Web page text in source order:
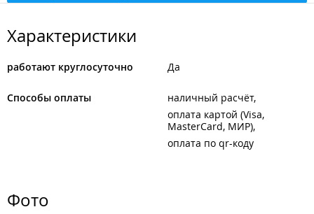
Характеристики
работают круглосуточно Да
Способы оплаты
наличный расчёт
оплата картой (Visa,
MasterCard, МИР)
оплата по qr-коду
Фото